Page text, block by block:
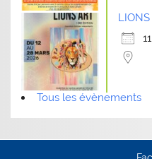
Tous les évènements